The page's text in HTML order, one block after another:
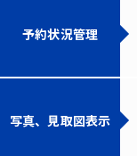
予約状況管理
写真、見取図表示